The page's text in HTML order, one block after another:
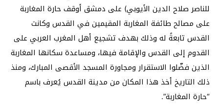
للناصر صلاح الدين الأيوبي) على دمشق أوقف حارة المغاربة
على مصالح طائفة المغاربة المقيمين في القدس وكانت
القدس تابعةً له وذلك بهدف تشجيع أهل المغرب العربي على
القدوم إلى القدس والإقامة فيها، ومساعدة سكانها المغاربة
الذين فضّلوا الاستقرار ومجاورة المسجد الأقصى المبارك، ومنذ
ذلك التاريخ أخذ هذا المكان من مدينة القدس يُعرف باسم
“حارة المغاربة”.